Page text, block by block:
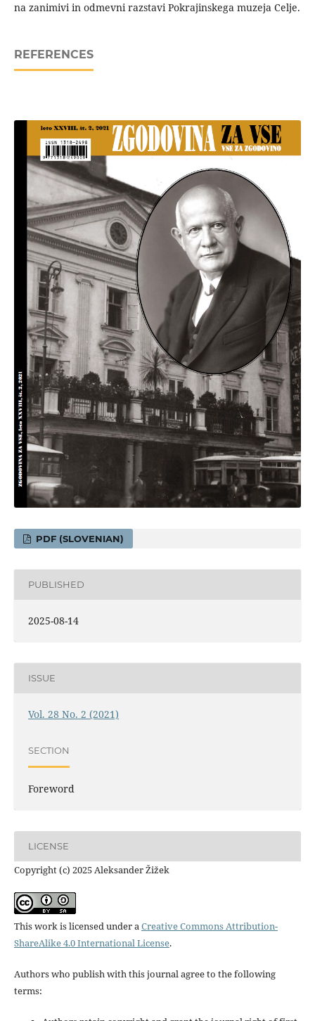
na zanimivi in odmevni razstavi Pokrajinskega muzeja Celje.
REFERENCES
PDF (SLOVENIAN)
PUBLISHED
2025-08-14
ISSUE
Vol. 28 No. 2 (2021)
SECTION
Foreword
LICENSE
Copyright (c) 2025 Aleksander Žižek
This work is licensed under aCreative Commons Attribution-
ShareAlike 4.0 International License.
Authors who publish with this journal agree to the following
terms: